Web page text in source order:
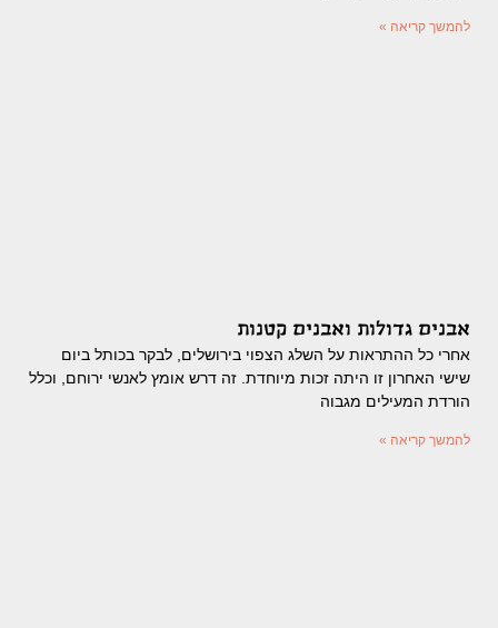
להמשך קריאה »
אבנים גדולות ואבנים קטנות
אחרי כל ההתראות על השלג הצפוי בירושלים, לבקר בכותל ביום
שישי האחרון זו היתה זכות מיוחדת. זה דרש אומץ לאנשי ירוחם, וכלל
הורדת המעילים מגבוה
להמשך קריאה »